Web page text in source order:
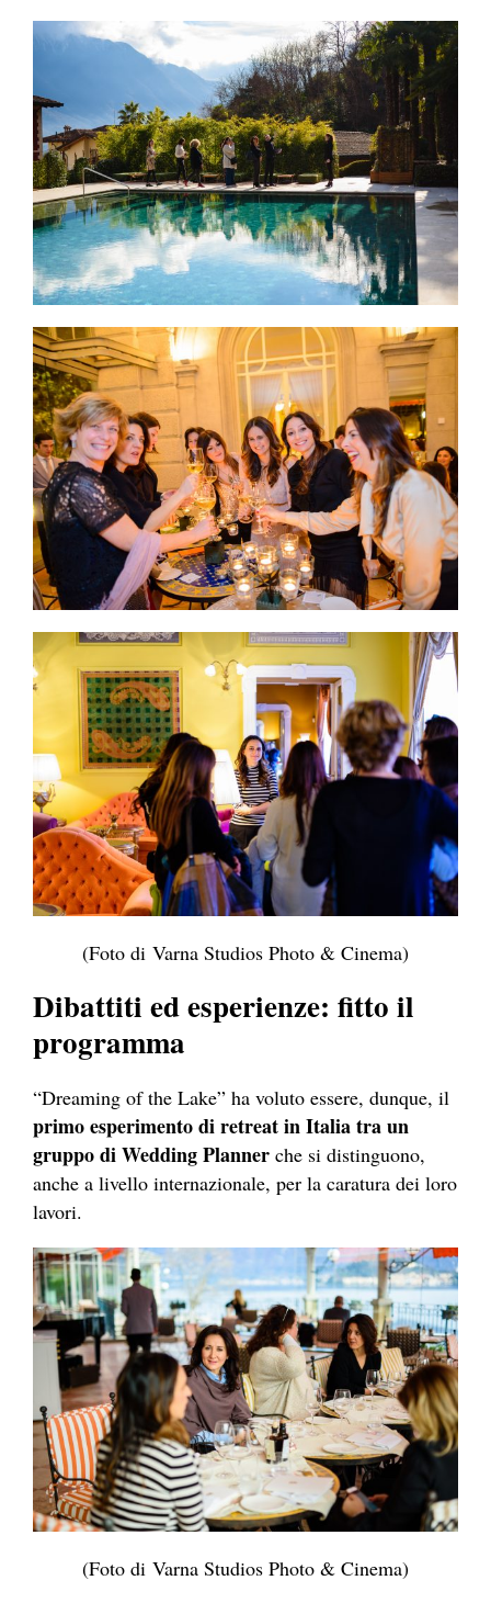
(Foto di Varna Studios Photo & Cinema)
Dibattiti ed esperienze: fitto il
programma
“Dreaming of the Lake” ha voluto essere, dunque, il
primo esperimento di retreat in Italia tra un
gruppo di Wedding Planner che si distinguono,
anche a livello internazionale, per la caratura dei loro
lavori.
(Foto di Varna Studios Photo & Cinema)